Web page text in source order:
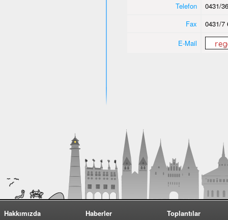
Telefon
0431/
Fax
0431/7
E-Mail
Hakkımızda
Haberler
Toplantılar